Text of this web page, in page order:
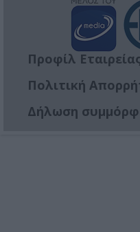
Προφίλ
Πολιτική
Δήλωση